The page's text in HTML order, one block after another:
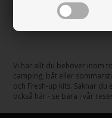
Div. Toalettartiklar
Vi har allt du behöver inom
camping, båt eller
och Fresh-up kits. Saknar
också här - se bara i vår